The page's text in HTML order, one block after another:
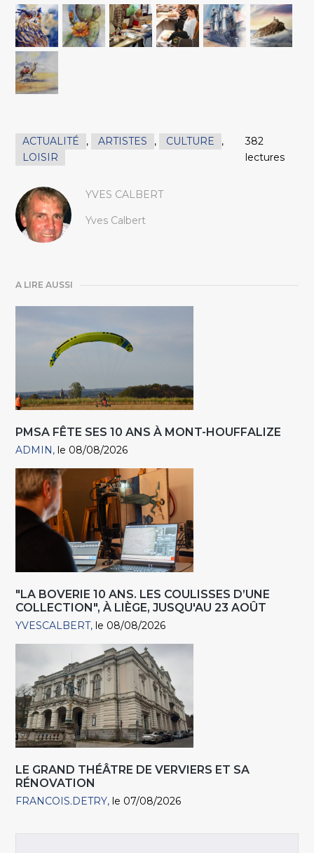
ACTUALITÉ , ARTISTES , CULTURE
,
LOISIR
382
lectures
YVES CALBERT
Yves Calbert
A LIRE AUSSI
PMSA FÊTE SES 10 ANS À MONT-HOUFFALIZE
ADMIN le 08/08/2026
"LA BOVERIE 10 ANS. LES COULISSES D’UNE
COLLECTION", À LIÈGE, JUSQU'AU 23 AOÛT
YVESCALBERT le 08/08/2026
LE GRAND THÉÂTRE DE VERVIERS ET SA
RÉNOVATION
FRANCOIS.DETRY le 07/08/2026